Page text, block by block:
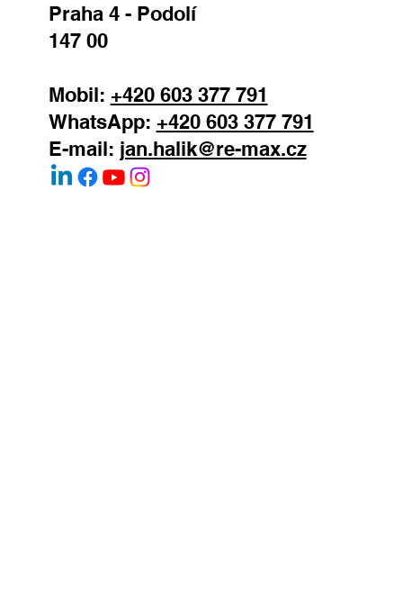
Praha 4 - Podolí
147 00
Mobil: +420 603 377 791
WhatsApp: +420 603 377 791
E-mail: jan.halik@re-max.cz